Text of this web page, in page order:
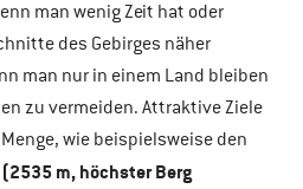
man wenig Zeit hat oder
des Gebirges näher
man nur in einem Land bleiben
zu vermeiden. Attraktive Ziele
wie beispielsweise den
m, höchster Berg